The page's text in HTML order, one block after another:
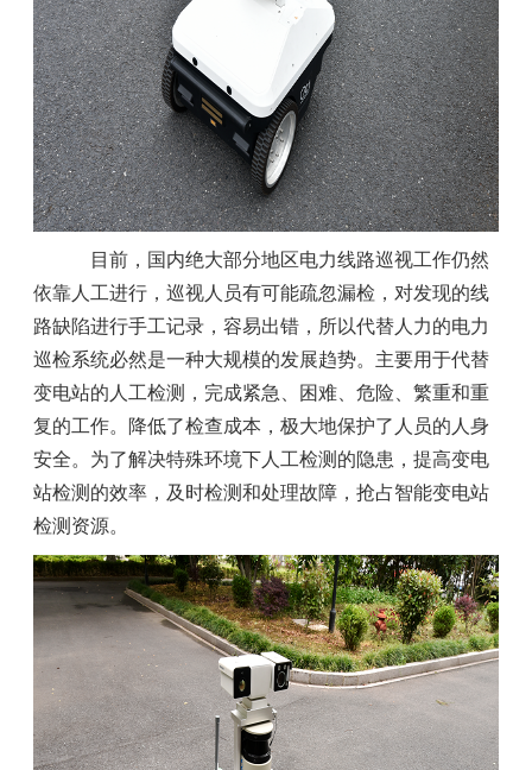
目前，国内绝大部分地区电力线路巡视工作仍然
依靠人工进行，巡视人员有可能疏忽漏检，对发现的线
路缺陷进行手工记录，容易出错，所以代替人力的电力
巡检系统必然是一种大规模的发展趋势。主要用于代替
变电站的人工检测，完成紧急、困难、危险、繁重和重
复的工作。降低了检查成本，极大地保护了人员的人身
安全。为了解决特殊环境下人工检测的隐患，提高变电
站检测的效率，及时检测和处理故障，抢占智能变电站
检测资源。